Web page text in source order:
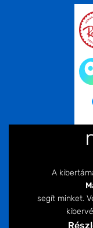
A
segít minket.